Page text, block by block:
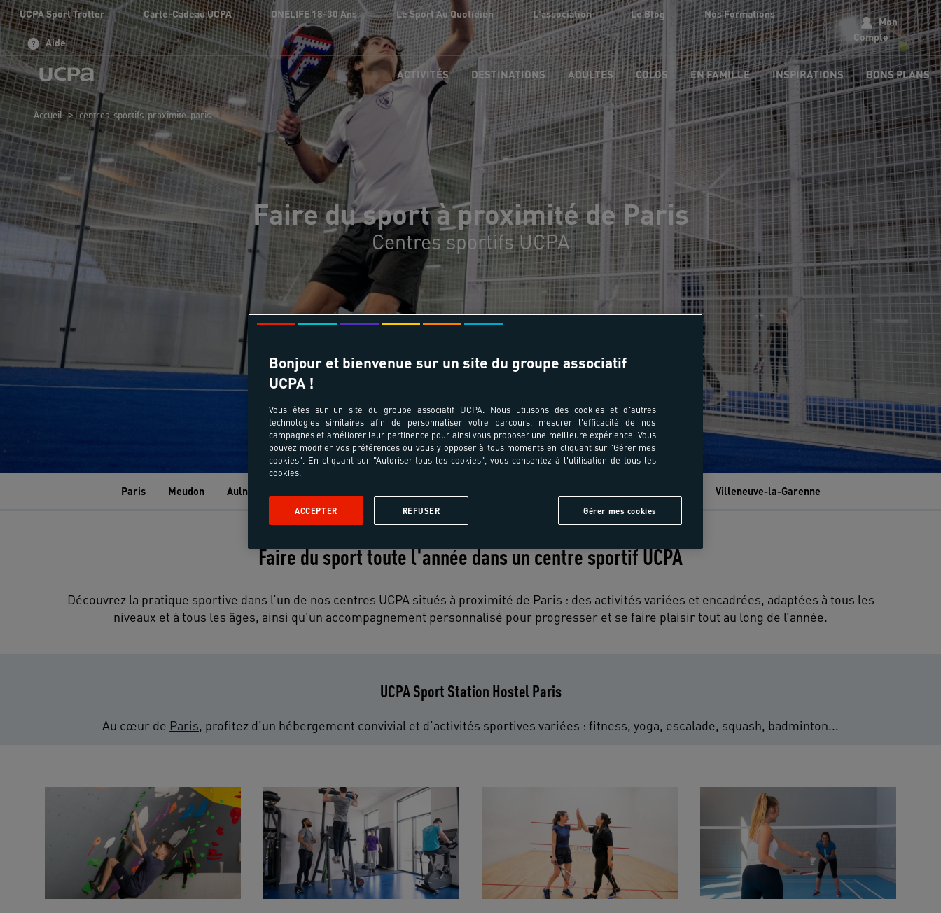
UCPA Sport Trotter Carte-Cadeau UCPA ONELIFE 18-30 Ans Le Sport Au Quotidien L'association Le Blog Nos Formations
Aide
Mon
Compte
ACTIVITÉS DESTINATIONS ADULTES COLOS EN FAMILLE INSPIRATIONS BONS PLANS
Accueil > centres-sportifs-proximite-paris
Faire du sport à proximité de Paris
Centres sportifs UCPA
Paris Meudon Aulnay-sous-Bois Villeneuve-la-Garenne
Faire du sport toute l'année dans un centre sportif UCPA
Découvrez la pratique sportive dans l’un de nos centres UCPA situés à proximité de Paris : des activités variées et encadrées, adaptées à tous les
niveaux et à tous les âges, ainsi qu’un accompagnement personnalisé pour progresser et se faire plaisir tout au long de l’année.
UCPA Sport Station Hostel Paris
Au cœur de Paris, profitez d’un hébergement convivial et d’activités sportives variées : fitness, yoga, escalade, squash, badminton...
Bonjour et bienvenue sur un site du groupe associatif
UCPA !
Vous êtes sur un site du groupe associatif UCPA. Nous utilisons des cookies et d'autres
technologies similaires afin de personnaliser votre parcours, mesurer l'efficacité de nos
campagnes et améliorer leur pertinence pour ainsi vous proposer une meilleure expérience. Vous
pouvez modifier vos préférences ou vous y opposer à tous moments en cliquant sur "Gérer mes
cookies". En cliquant sur "Autoriser tous les cookies", vous consentez à l'utilisation de tous les
cookies.
Gérer mes cookies
REFUSER
ACCEPTER